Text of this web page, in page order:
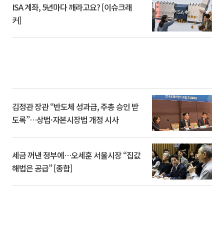
ISA 계좌, 5년마다 깨라고요? [이슈크래
커]
김정관 장관 “반도체 성과급, 주총 승인 받
도록”…상법·자본시장법 개정 시사
세금 꺼낸 정부에…오세훈 서울시장 “집값
해법은 공급” [종합]